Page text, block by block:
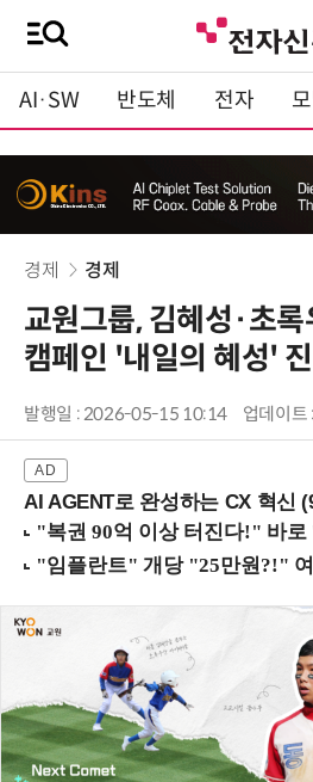
AI·SW 반도체 전자
경제 경제
교원그룹, 김혜성·초
캠페인 '내일의 혜성'
발행일 : 2026-05-15 10:14 업데이
AI AGENT로 완성하는 CX 혁신